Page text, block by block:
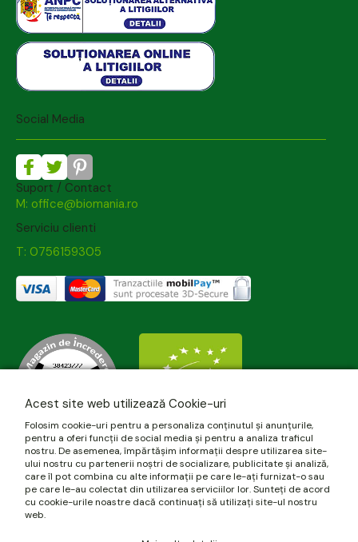
Social Media
Suport / Contact
M: office@biomania.ro
Serviciu clienti
T: 0756159305
Acest site web utilizează Cookie-uri
Folosim cookie-uri pentru a personaliza conținutul și anunțurile,
pentru a oferi funcții de social media și pentru a analiza traficul
nostru. De asemenea, împărtășim informații despre utilizarea site-
ului nostru cu partenerii noștri de socializare, publicitate și analiză,
care îl pot combina cu alte informații pe care le-ați furnizat-o sau
pe care le-au colectat din utilizarea serviciilor lor. Sunteți de acord
cu cookie-urile noastre dacă continuați să utilizați site-ul nostru
web.